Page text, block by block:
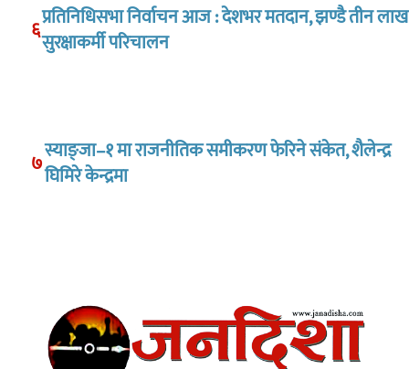
६प्रतिनिधिसभा निर्वाचन आज : देशभर मतदान, झण्डै तीन लाख
सुरक्षाकर्मी परिचालन
७स्याङ्जा–१ मा राजनीतिक समीकरण फेरिने संकेत, शैलेन्द्र
घिमिरे केन्द्रमा